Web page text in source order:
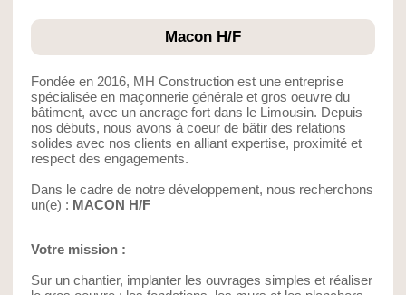
Macon H/F
Fondée en 2016, MH Construction est une entreprise
spécialisée en maçonnerie générale et gros oeuvre du
bâtiment, avec un ancrage fort dans le Limousin. Depuis
nos débuts, nous avons à coeur de bâtir des relations
solides avec nos clients en alliant expertise, proximité et
respect des engagements.
Dans le cadre de notre développement, nous recherchons
un(e) : MACON H/F
Votre mission :
Sur un chantier, implanter les ouvrages simples et réaliser